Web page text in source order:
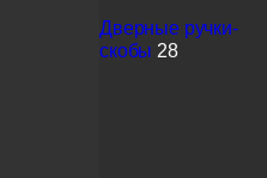
Дверные ручки-
скобы 28